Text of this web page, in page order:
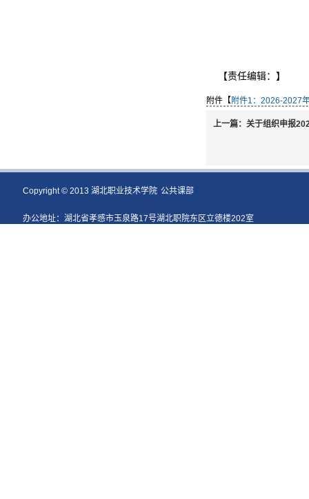
【责任编辑： 】
附件【附件1：2026-2027
上一篇： 关于组织申报
Copyright © 2013 湖北职业技术学院 公共课部
办公地址：湖北省孝感市玉泉路17号湖北职院东区立德楼202室